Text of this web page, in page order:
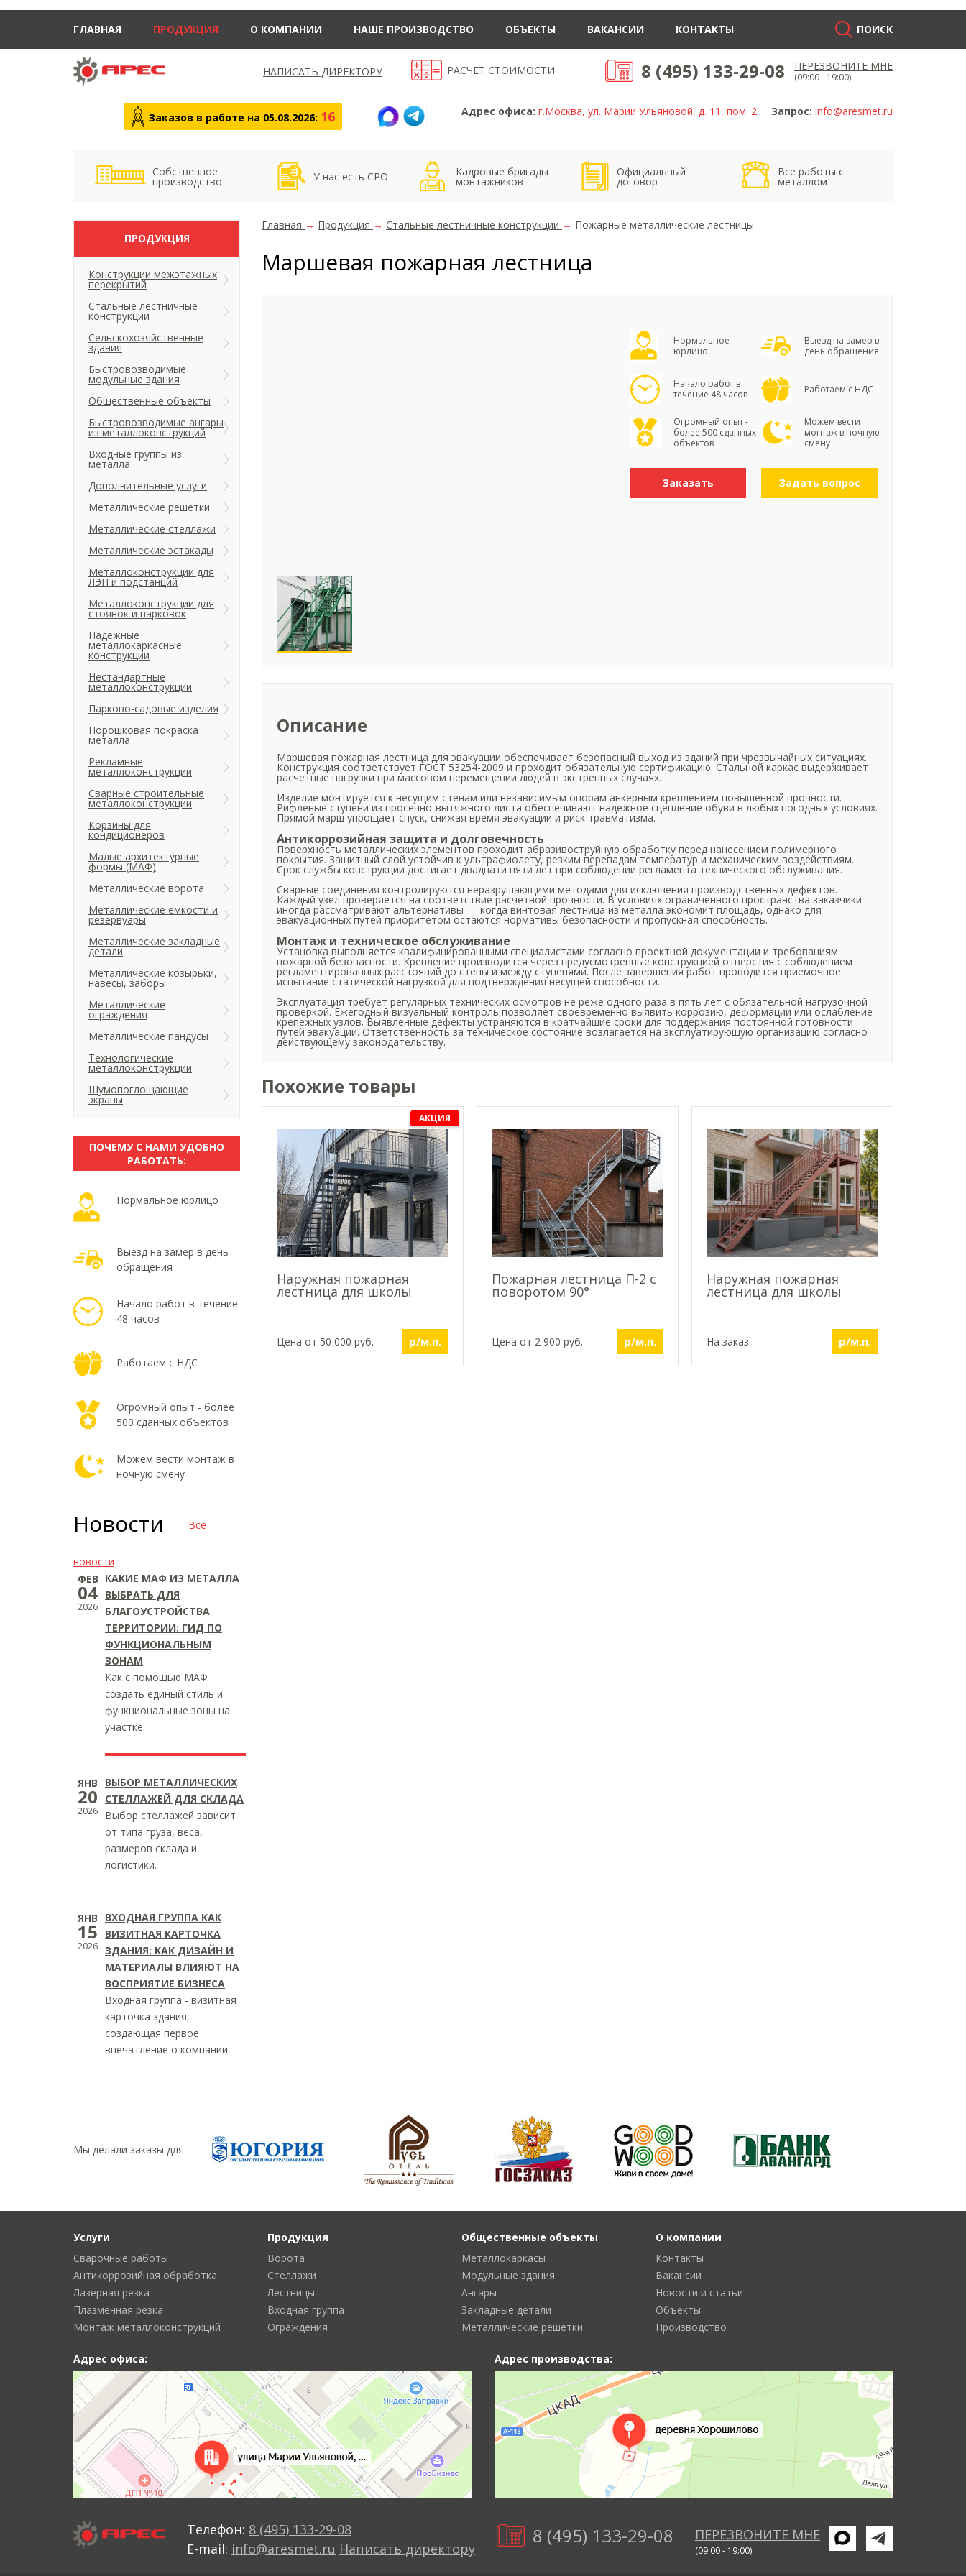
ГЛАВНАЯ ПРОДУКЦИЯ О КОМПАНИИ НАШЕ ПРОИЗВОДСТВО ОБЪЕКТЫ ВАКАНСИИ КОНТАКТЫ ПОИСК
НАПИСАТЬ ДИРЕКТОРУ РАСЧЕТ СТОИМОСТИ 8 (495) 133-29-08 ПЕРЕЗВОНИТЕ МНЕ
(09:00 - 19:00)
Адрес офиса: г.Москва, ул. Марии Ульяновой, д. 11, пом. 2 Запрос: info@aresmet.ru
Заказов в работе на 05.08.2026: 16
Собственное
производство У нас есть СРО Кадровые бригады
монтажников
Официальный
договор
Все работы с
металлом
Главная → Продукция → Стальные лестничные конструкции → Пожарные металлические лестницы
Маршевая пожарная лестница
Нормальное
юрлицо
Выезд на замер в
день обращения
Начало работ в
течение 48 часов
Работаем с НДС
Огромный опыт -
более 500 сданных
объектов
Можем вести
монтаж в ночную
смену
Заказать Задать вопрос
Описание
Маршевая пожарная лестница для эвакуации обеспечивает безопасный выход из зданий при чрезвычайных ситуациях.
Конструкция соответствует ГОСТ 53254-2009 и проходит обязательную сертификацию. Стальной каркас выдерживает
расчетные нагрузки при массовом перемещении людей в экстренных случаях.
Изделие монтируется к несущим стенам или независимым опорам анкерным креплением повышенной прочности.
Рифленые ступени из просечно-вытяжного листа обеспечивают надежное сцепление обуви в любых погодных условиях.
Прямой марш упрощает спуск, снижая время эвакуации и риск травматизма.
Антикоррозийная защита и долговечность
Поверхность металлических элементов проходит абразивоструйную обработку перед нанесением полимерного
покрытия. Защитный слой устойчив к ультрафиолету, резким перепадам температур и механическим воздействиям.
Срок службы конструкции достигает двадцати пяти лет при соблюдении регламента технического обслуживания.
Сварные соединения контролируются неразрушающими методами для исключения производственных дефектов.
Каждый узел проверяется на соответствие расчетной прочности. В условиях ограниченного пространства заказчики
иногда рассматривают альтернативы — когда винтовая лестница из металла экономит площадь, однако для
эвакуационных путей приоритетом остаются нормативы безопасности и пропускная способность.
Монтаж и техническое обслуживание
Установка выполняется квалифицированными специалистами согласно проектной документации и требованиям
пожарной безопасности. Крепление производится через предусмотренные конструкцией отверстия с соблюдением
регламентированных расстояний до стены и между ступенями. После завершения работ проводится приемочное
испытание статической нагрузкой для подтверждения несущей способности.
Эксплуатация требует регулярных технических осмотров не реже одного раза в пять лет с обязательной нагрузочной
проверкой. Ежегодный визуальный контроль позволяет своевременно выявить коррозию, деформации или ослабление
крепежных узлов. Выявленные дефекты устраняются в кратчайшие сроки для поддержания постоянной готовности
путей эвакуации. Ответственность за техническое состояние возлагается на эксплуатирующую организацию согласно
действующему законодательству.
Похожие товары
АКЦИЯ
Наружная пожарная
лестница для школы
Цена от 50 000 руб. р/м.п.
Пожарная лестница П-2 с
поворотом 90°
Цена от 2 900 руб. р/м.п.
Наружная пожарная
лестница для школы
На заказ р/м.п.
ПРОДУКЦИЯ
Конструкции межэтажных
перекрытий
Стальные лестничные
конструкции
Сельскохозяйственные
здания
Быстровозводимые
модульные здания
Общественные объекты
Быстровозводимые ангары
из металлоконструкций
Входные группы из
металла
Дополнительные услуги
Металлические решетки
Металлические стеллажи
Металлические эстакады
Металлоконструкции для
ЛЭП и подстанций
Металлоконструкции для
стоянок и парковок
Надежные
металлокаркасные
конструкции
Нестандартные
металлоконструкции
Парково-садовые изделия
Порошковая покраска
металла
Рекламные
металлоконструкции
Сварные строительные
металлоконструкции
Корзины для
кондиционеров
Малые архитектурные
формы (МАФ)
Металлические ворота
Металлические емкости и
резервуары
Металлические закладные
детали
Металлические козырьки,
навесы, заборы
Металлические
ограждения
Металлические пандусы
Технологические
металлоконструкции
Шумопоглощающие
экраны
ПОЧЕМУ С НАМИ УДОБНО
РАБОТАТЬ:
Нормальное юрлицо
Выезд на замер в день
обращения
Начало работ в течение
48 часов
Работаем с НДС
Огромный опыт - более
500 сданных объектов
Можем вести монтаж в
ночную смену
Новости Все
новости
ФЕВ
04
2026
КАКИЕ МАФ ИЗ МЕТАЛЛА
ВЫБРАТЬ ДЛЯ
БЛАГОУСТРОЙСТВА
ТЕРРИТОРИИ: ГИД ПО
ФУНКЦИОНАЛЬНЫМ
ЗОНАМ
Как с помощью МАФ
создать единый стиль и
функциональные зоны на
участке.
ЯНВ
20
2026
ВЫБОР МЕТАЛЛИЧЕСКИХ
СТЕЛЛАЖЕЙ ДЛЯ СКЛАДА
Выбор стеллажей зависит
от типа груза, веса,
размеров склада и
логистики.
ЯНВ
15
2026
ВХОДНАЯ ГРУППА КАК
ВИЗИТНАЯ КАРТОЧКА
ЗДАНИЯ: КАК ДИЗАЙН И
МАТЕРИАЛЫ ВЛИЯЮТ НА
ВОСПРИЯТИЕ БИЗНЕСА
Входная группа - визитная
карточка здания,
создающая первое
впечатление о компании.
Мы делали заказы для:
Услуги
Сварочные работы
Антикоррозийная обработка
Лазерная резка
Плазменная резка
Монтаж металлоконструкций
Продукция
Ворота
Стеллажи
Лестницы
Входная группа
Ограждения
Общественные объекты
Металлокаркасы
Модульные здания
Ангары
Закладные детали
Металлические решетки
О компании
Контакты
Вакансии
Новости и статьи
Объекты
Производство
Адрес офиса: Адрес производства:
Телефон: 8 (495) 133-29-08
E-mail: info@aresmet.ru Написать директору
8 (495) 133-29-08 ПЕРЕЗВОНИТЕ МНЕ
(09:00 - 19:00)